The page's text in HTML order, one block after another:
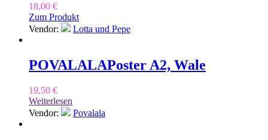
18,00 €
Zum Produkt
Vendor:
Lotta und Pepe
POVALALAPoster A2, Wale
19,50 €
Weiterlesen
Vendor:
Povalala